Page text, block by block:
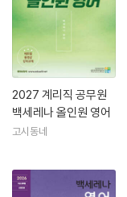
2027 계리직 공무원
백세레나 올인원 영어
고시동네